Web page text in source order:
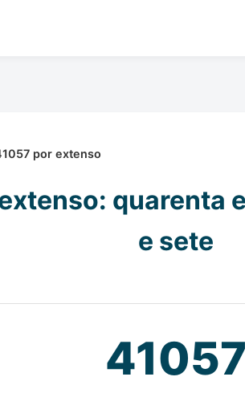
por extenso
quarenta
e sete
41057